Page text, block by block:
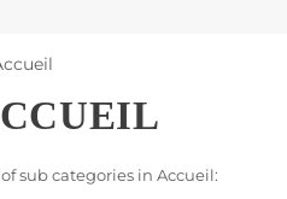
sub categories in Accueil: